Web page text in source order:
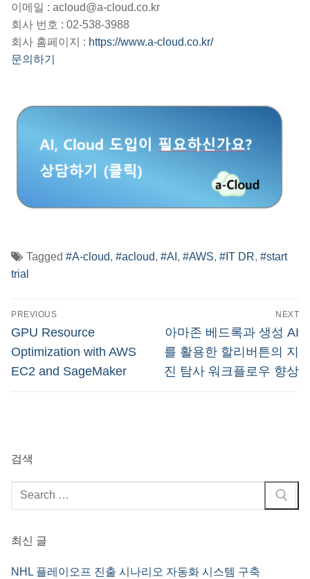
이메일 : acloud@a-cloud.co.kr
회사 번호 : 02-538-3988
회사 홈페이지 : https://www.a-cloud.co.kr/
문의하기
Tagged #A-cloud, #acloud, #AI , #AWS, #IT DR, #start
trial
글
탐
색
PREVIOUS
Previous
post:
GPU Resource
Optimization with AWS
EC2 and SageMaker
NEXT
Next
post:
아마존 베드록과 생성 AI
를 활용한 할리버튼의 지
진 탐사 워크플로우 향상
검색
검
색
최신 글
NHL 플레이오프 진출 시나리오 자동화 시스템 구축